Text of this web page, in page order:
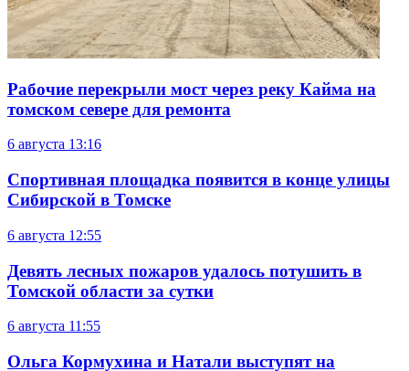
Рабочие перекрыли мост через реку Кайма на
томском севере для ремонта
6 августа 13:16
Спортивная площадка появится в конце улицы
Сибирской в Томске
6 августа 12:55
Девять лесных пожаров удалось потушить в
Томской области за сутки
6 августа 11:55
Ольга Кормухина и Натали выступят на